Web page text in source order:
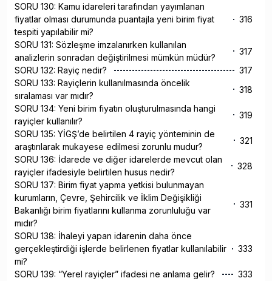
SORU 130: Kamu idareleri tarafından yayımlanan
fiyatlar olması durumunda puantajla yeni birim fiyat
tespiti yapılabilir mi?
316
SORU 131: Sözleşme imzalanırken kullanılan
analizlerin sonradan değiştirilmesi mümkün müdür?
317
SORU 132: Rayiç nedir?
317
SORU 133: Rayiçlerin kullanılmasında öncelik
sıralaması var mıdır?
318
SORU 134: Yeni birim fiyatın oluşturulmasında hangi
rayiçler kullanılır?
319
SORU 135: YİGŞ’de belirtilen 4 rayiç yönteminin de
araştırılarak mukayese edilmesi zorunlu mudur?
321
SORU 136: İdarede ve diğer idarelerde mevcut olan
rayiçler ifadesiyle belirtilen husus nedir?
328
SORU 137: Birim fiyat yapma yetkisi bulunmayan
kurumların, Çevre, Şehircilik ve İklim Değişikliği
Bakanlığı birim fiyatlarını kullanma zorunluluğu var
mıdır?
331
SORU 138: İhaleyi yapan idarenin daha önce
gerçekleştirdiği işlerde belirlenen fiyatlar kullanılabilir
mi?
333
SORU 139: “Yerel rayiçler” ifadesi ne anlama gelir?
333